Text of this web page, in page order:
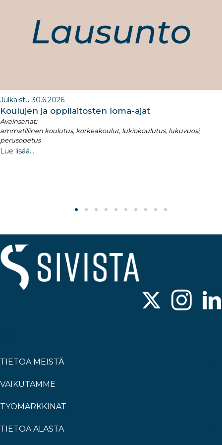
Julkaistu 30.6.2026
Koulujen ja oppilaitosten loma-ajat​
Avainsanat:
ammatillinen koulutus, korkeakoulut, lukiokoulutus, lukuvuosi,
perusopetus
Lue lisää...
TIETOA MEISTÄ
VAIKUTAMME
TYÖMARKKINAT
TIETOA ALASTA